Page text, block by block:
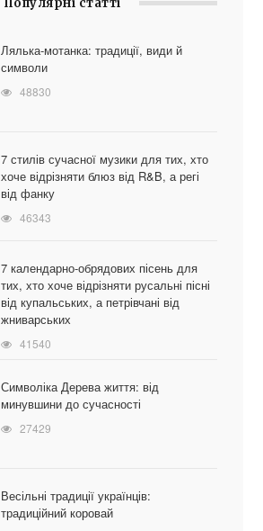
Лялька-мотанка: традиції, види й
символи
48830
7 стилів сучасної музики для тих, хто
хоче відрізняти блюз від R&B, а регі
від фанку
46343
7 календарно-обрядових пісень для
тих, хто хоче відрізняти русальні пісні
від купальських, а петрівчані від
жниварських
41540
Символіка Дерева життя: від
минувшини до сучасності
27429
Весільні традиції українців:
традиційний коровай